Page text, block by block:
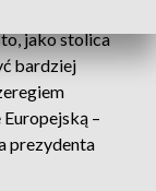
jako stolica
bardziej
–
prezydenta